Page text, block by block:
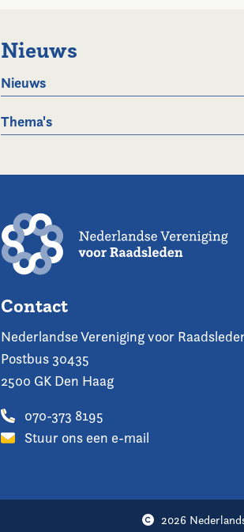
Nieuws
Nieuws
Thema's
Contact
Nederlandse Vereniging voor
Postbus 30435
2500 GK Den Haag
070-373 8195
Stuur ons een e-mail
2026